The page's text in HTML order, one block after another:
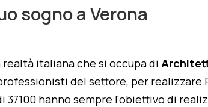
sogno a Verona
realtà italiana che si occupa di
del settore, per
37100 hanno sempre l'obiettivo di